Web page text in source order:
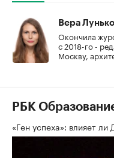
Вера
Окончила
с 2018-го -
Москву,
РБК
«Ген успеха»: влияет